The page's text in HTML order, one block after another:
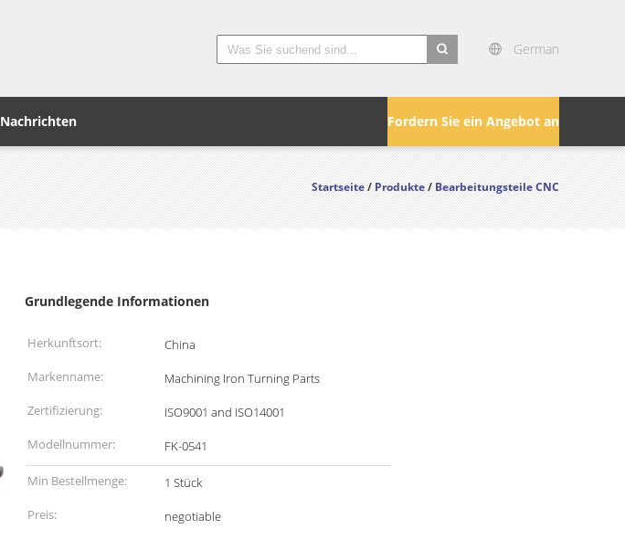
German
Fordern Sie ein Angebot an
Nachrichten
Startseite/Produkte/Bearbeitungsteile CNC
Grundlegende Informationen
Herkunftsort:
China
Markenname:
Machining Iron Turning Parts
Zertifizierung:
ISO9001 and ISO14001
Modellnummer:
FK-0541
Min Bestellmenge:
1 Stück
Preis:
negotiable